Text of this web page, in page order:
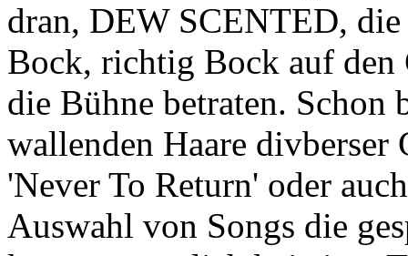
dran, DEW SCENTED, die
Bock, richtig Bock auf den
die Bühne betraten. Schon
wallenden Haare divberser
'Never To Return' oder
Auswahl von Songs die